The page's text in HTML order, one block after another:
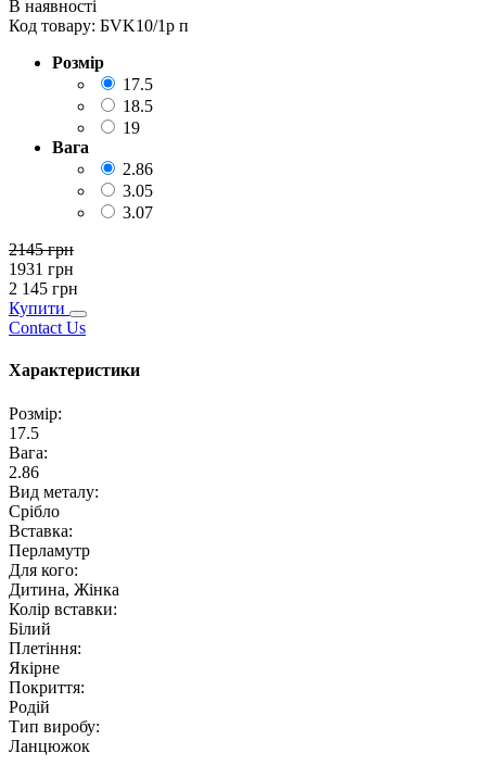
В наявності
Код товару: БVK10/1р п
Розмір
17.5
18.5
19
Вага
2.86
3.05
3.07
2145грн
1931 грн
2 145 грн
Купити
Contact Us
Характеристики
Розмір:
17.5
Вага:
2.86
Вид металу:
Срібло
Вставка:
Перламутр
Для кого:
Дитина, Жінка
Колір вставки:
Білий
Плетіння:
Якірне
Покриття:
Родій
Тип виробу:
Ланцюжок